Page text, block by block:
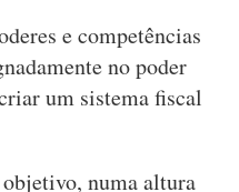
e competências
no poder
um sistema fiscal
numa altura